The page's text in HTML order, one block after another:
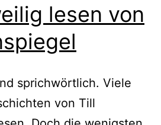
lesen von
sprichwörtlich. Viele
von Till